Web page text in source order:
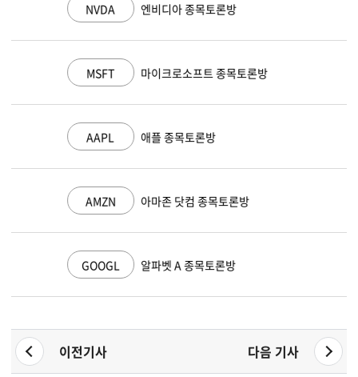
엔비디아 종목토론방
마이크로소프트 종목토론방
애플 종목토론방
아마존 닷컴 종목토론방
알파벳 A 종목토론방
이전기사 다음 기사